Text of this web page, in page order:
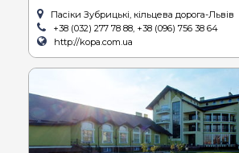
Пасіки Зубрицькі, кільцева дорога-Львів
+38 (032) 277 78 88, +38 (096) 756 38 64
http://kopa.com.ua